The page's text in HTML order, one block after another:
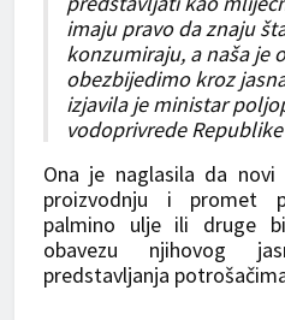
imaju pravo da znaju
konzumiraju, a naša je
obezbijedimo kroz
izjavila je ministar
vodoprivrede
Ona je naglasila da novi
proizvodnju i promet
palmino ulje ili druge
obavezu njihovog
predstavljanja